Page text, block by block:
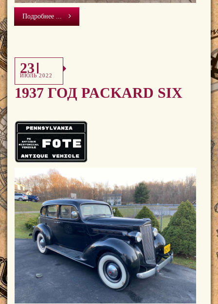
Подробнее ...
23
ИЮЛЬ 2022
1937 ГОД PACKARD SIX